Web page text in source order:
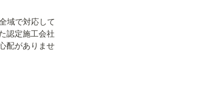
域で対応して
認定施工会社
配がありませ